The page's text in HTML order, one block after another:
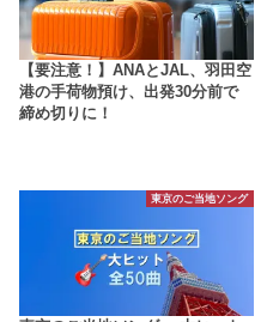
【要注意！】ANAとJAL、羽田空
港の手荷物預け、出発30分前で
締め切りに！
東京のご当地ソング